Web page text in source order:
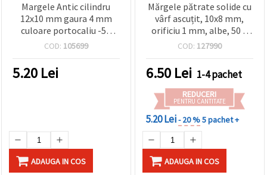
Margele Antic cilindru
12x10 mm gaura 4 mm
culoare portocaliu -50
grame ± 68 buc
COD: 105699
5.20 Lei
ADAUGA IN COS
Mărgele pătrate solide cu
vârf ascuțit, 10x8 mm,
orificiu 1 mm, albe, 50 g
(~100 buc.)
COD: 127990
6.50 Lei 1-4 pachet
REDUCERI
PENTRU CANTITATE
5.20 Lei- 20 %5 pachet +
ADAUGA IN COS